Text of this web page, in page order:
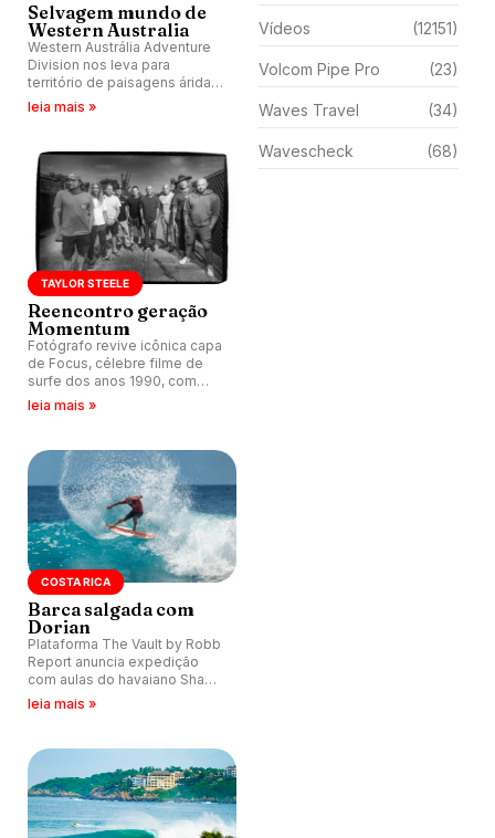
Selvagem mundo de
Western Australia
Western Austrália Adventure
Division nos leva para
território de paisagens áridas
e mares implacáveis, odisseia
leia mais »
TAYLOR STEELE
Reencontro geração
Momentum
Fotógrafo revive icônica capa
de Focus, célebre filme de
surfe dos anos 1990, com
imagem da mesma formação
Donovan Frankenreiter.
leia mais »
COSTA RICA
Barca salgada com
Dorian
Plataforma The Vault by Robb
Report anuncia expedição
com aulas do havaiano Shane
Dorian na Península de
leia mais »
Vídeos (12151)
Volcom Pipe Pro (23)
Waves Travel (34)
Wavescheck (68)